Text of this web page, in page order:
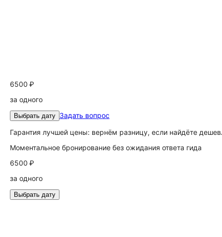
6500 ₽
за одного
Выбрать дату Задать вопрос
Гарантия лучшей цены: вернём разницу, если найдёте
Моментальное бронирование без ожидания ответа гида
6500 ₽
за одного
Выбрать дату